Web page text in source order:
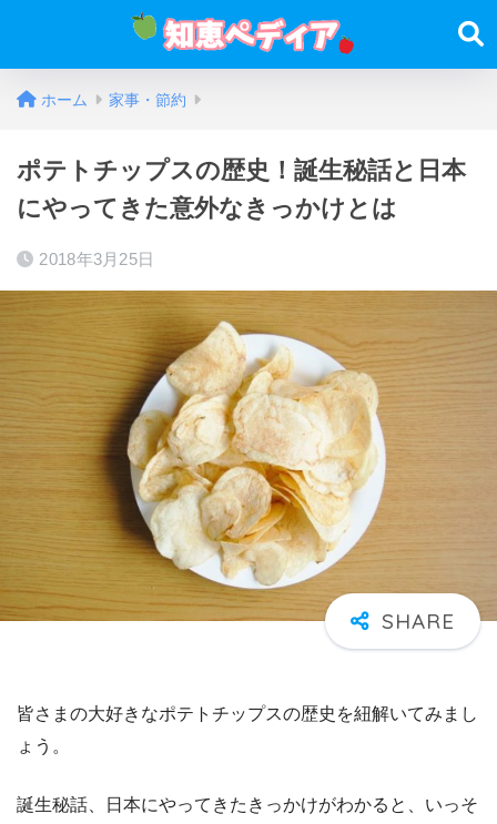
ホーム 家事・節約
ポテトチップスの歴史！誕生秘話と日本
にやってきた意外なきっかけとは
2018年3月25日
皆さまの大好きなポテトチップスの歴史を紐解いてみまし
ょう。
誕生秘話、日本にやってきたきっかけがわかると、いっそ